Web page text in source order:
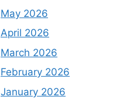
May 2026
April 2026
March 2026
February 2026
January 2026